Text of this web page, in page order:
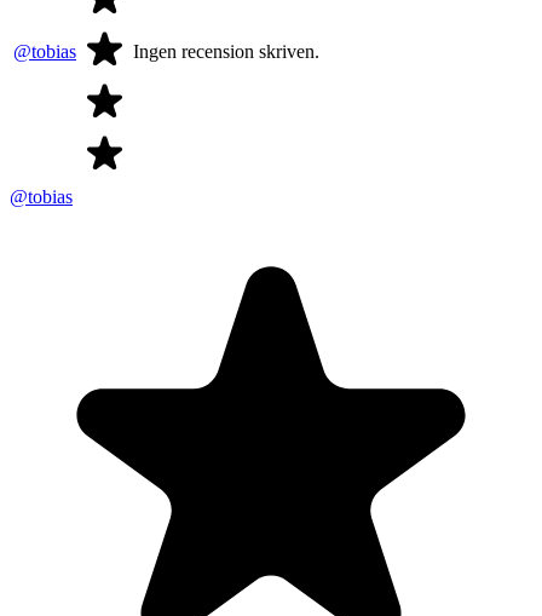
@tobias Ingen recension skriven.
@tobias